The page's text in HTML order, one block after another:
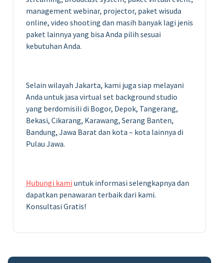
management webinar, projector, paket wisuda
online, video shooting dan masih banyak lagi jenis
paket lainnya yang bisa Anda pilih sesuai
kebutuhan Anda.
Selain wilayah Jakarta, kami juga siap melayani
Anda untuk jasa virtual set background studio
yang berdomisili di Bogor, Depok, Tangerang,
Bekasi, Cikarang, Karawang, Serang Banten,
Bandung, Jawa Barat dan kota – kota lainnya di
Pulau Jawa.
Hubungi kami untuk informasi selengkapnya dan
dapatkan penawaran terbaik dari kami.
Konsultasi Gratis!